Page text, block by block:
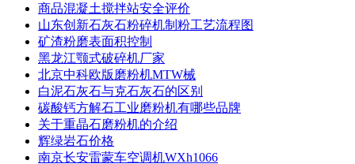
商品混凝土搅拌站安全评价
山东创新石灰石粉碎机制粉工艺流程图
矿渣粉磨表面积控制
黑龙江颚式破碎机厂家
北京中科欧版磨粉机MTW械
白泥石灰石与克石灰石的区别
碳酸钙方解石工业磨粉机有哪些品牌
关于重晶石磨粉机的介绍
辉绿岩石价格
南京长安雷蒙车空调机WXh1066